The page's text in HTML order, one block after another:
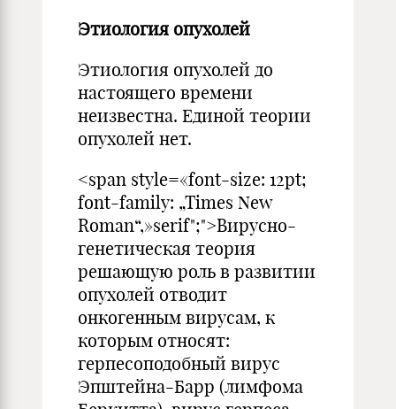
Этиология опухолей
Этиология опухолей до
настоящего времени
неизвестна. Единой теории
опухолей нет.
<span style=«font-size: 12pt;
font-family: „Times New
Roman“,»serif";">Вирусно-
генетическая теория
решающую роль в развитии
опухолей отводит
онкогенным вирусам, к
которым относят:
герпесоподобный вирус
Эпштейна-Барр (лимфома